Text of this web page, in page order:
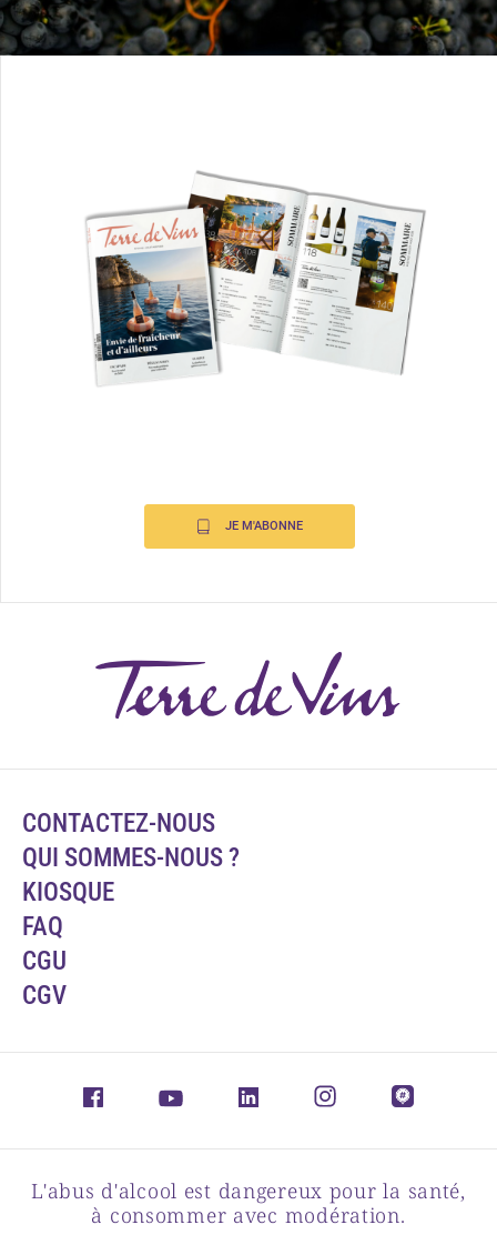
JE M'ABONNE
CONTACTEZ-NOUS
QUI SOMMES-NOUS ?
KIOSQUE
FAQ
CGU
CGV
L'abus d'alcool est dangereux pour la santé,
à consommer avec modération.